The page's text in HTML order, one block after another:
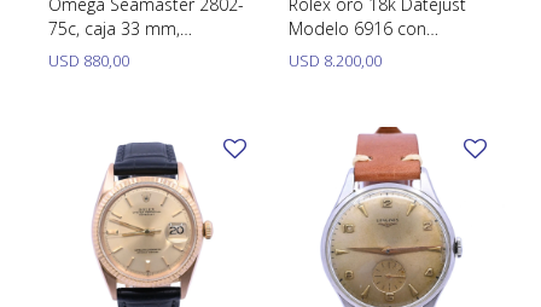
75c, caja 33 mm,
automático año 1950´s
USD 880,00
Modelo 6916 con
calendario, 26 mm.
USD 8.200,00